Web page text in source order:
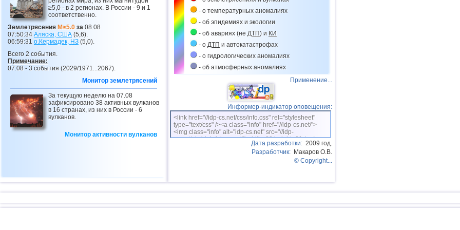
24 Индия
≥5,0 - в 2 регионах. В России - 9 и 1
соответственно.
Землетрясения M≥5.0 за 08.08
07:50:34 Аляска, США (5,6).
06:59:31 о.Кермадек, НЗ (5,0).
Всего 2 события.
Примечание:
07.08 - 3 события (2029/1971...2067).
Монитор землетрясений
За текущую неделю на 07.08
зафиксировано 38 активных вулканов
в 16 странах, из них в России - 6
вулканов.
Монитор активности вулканов
- о температурных аномалиях
- об эпидемиях и экологии
- об авариях (не ДТП) и КИ
- о ДТП и автокатастрофах
- о гидрологических аномалиях
- об атмосферных аномалиях
Применение...
Информер-индикатор оповещения:
<link href="//idp-cs.net/css/info.css" rel="stylesheet"
type="text/css" /><a class="info" href="//idp-cs.net/">
<img class="info" alt="idp-cs.net" src="//idp-
cs.net/pix/idpinfok_sm.gif" width=88 height=31 /></a>
Дата разработки: 2009 год.
Разработчик: Макаров О.В.
© Copyright...